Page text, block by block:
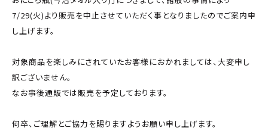
7/29(火)より販売を中止させていただく事となりましたのでご案内申
し上げます。
対象商品を楽しみにされていたお客様におかれましては、大変申し
訳ございません。
なお事後通販では販売を予定しております。
何卒、ご理解とご協力を賜りますようお願い申し上げます。